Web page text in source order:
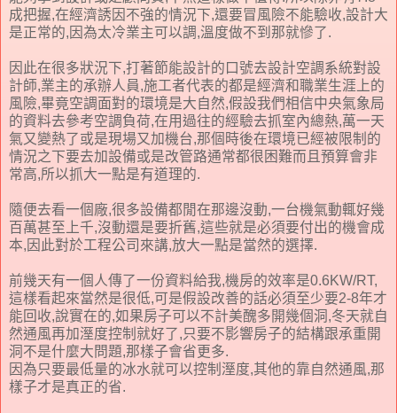
成把握,在經濟誘因不強的情況下,還要冒風險不能驗收,設計大
是正常的,因為太冷業主可以調,溫度做不到那就慘了.
因此在很多狀況下,打著節能設計的口號去設計空調系統對設
計師,業主的承辦人員,施工者代表的都是經濟和職業生涯上的
風險,畢竟空調面對的環境是大自然,假設我們相信中央氣象局
的資料去參考空調負荷,在用過往的經驗去抓室內總熱,萬一天
氣又變熱了或是現場又加機台,那個時後在環境已經被限制的
情況之下要去加設備或是改管路通常都很困難而且預算會非
常高,所以抓大一點是有道理的.
隨便去看一個廠,很多設備都閒在那邊沒動,一台機氣動輒好幾
百萬甚至上千,沒動還是要折舊,這些就是必須要付出的機會成
本,因此對於工程公司來講,放大一點是當然的選擇.
前幾天有一個人傳了一份資料給我,機房的效率是0.6KW/RT,
這樣看起來當然是很低,可是假設改善的話必須至少要2-8年才
能回收,說實在的,如果房子可以不計美醜多開幾個洞,冬天就自
然通風再加溼度控制就好了,只要不影響房子的結構跟承重開
洞不是什麼大問題,那樣子會省更多.
因為只要最低量的冰水就可以控制溼度,其他的靠自然通風,那
樣子才是真正的省.